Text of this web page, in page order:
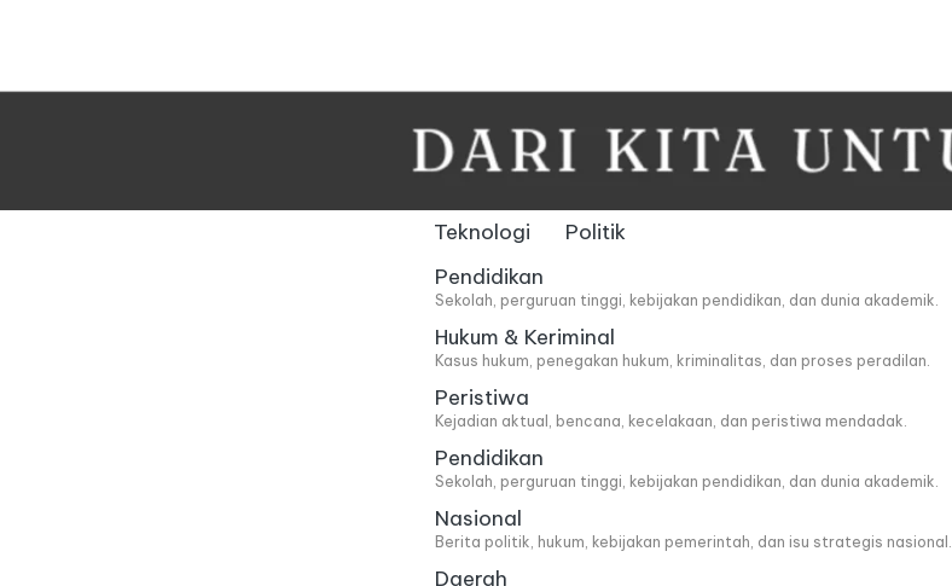
to
Teknologi
Politik
Pendidikan
Sekolah, perguruan tinggi, kebijakan pendidikan, dan dunia akademik.
Hukum & Keriminal
Kasus hukum, penegakan hukum, kriminalitas, dan proses peradilan.
Peristiwa
Kejadian aktual, bencana, kecelakaan, dan peristiwa mendadak.
Pendidikan
Sekolah, perguruan tinggi, kebijakan pendidikan, dan dunia akademik.
Nasional
Berita politik, hukum, kebijakan pemerintah, dan isu strategis nasional.
Daerah